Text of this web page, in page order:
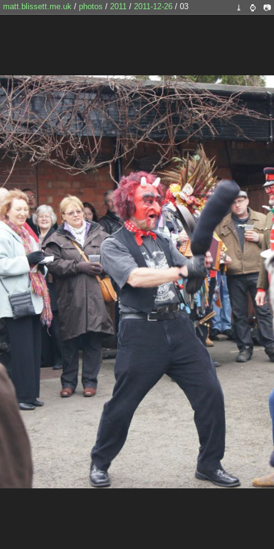
matt.blissett.me.uk / photos / 2011 / 2011-12-26 / 03 ⤓ ⌚ 📷